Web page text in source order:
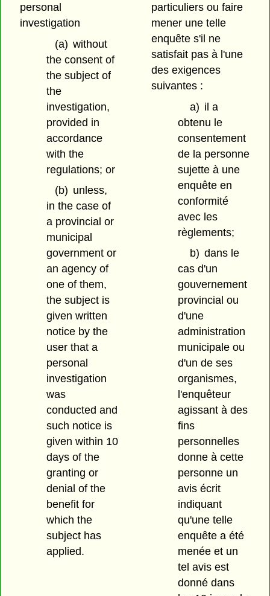
personal
investigation
(a) without
the consent of
the subject of
the
investigation,
provided in
accordance
with the
regulations; or
(b) unless,
in the case of
a provincial or
municipal
government or
an agency of
one of them,
the subject is
given written
notice by the
user that a
personal
investigation
was
conducted and
such notice is
given within 10
days of the
granting or
denial of the
benefit for
which the
subject has
applied.
particuliers ou faire
mener une telle
enquête s'il ne
satisfait pas à l'une
des exigences
suivantes :
a) il a
obtenu le
consentement
de la personne
sujette à une
enquête en
conformité
avec les
règlements;
b) dans le
cas d'un
gouvernement
provincial ou
d'une
administration
municipale ou
d'un de ses
organismes,
l'enquêteur
agissant à des
fins
personnelles
donne à cette
personne un
avis écrit
indiquant
qu'une telle
enquête a été
menée et un
tel avis est
donné dans